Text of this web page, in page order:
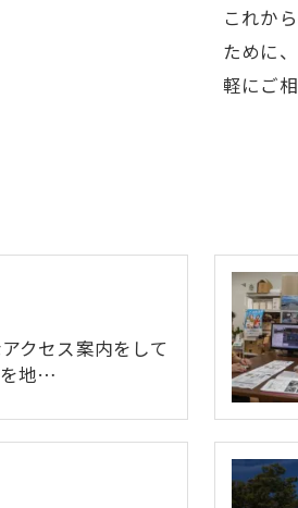
これか
ために
軽にご
クセス案内をして
を地…